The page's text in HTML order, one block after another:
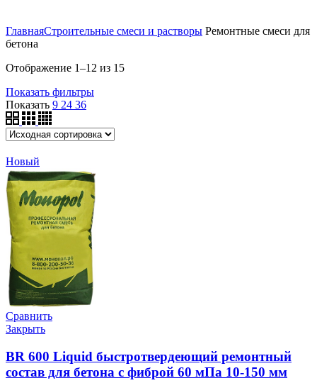
ГлавнаяСтроительные смеси и растворы Ремонтные смеси для
бетона
Отображение 1–12 из 15
Показать фильтры
Показать 9 24 36
Новый
Сравнить
Закрыть
BR 600 Liquid быстротвердеющий ремонтный
состав для бетона с фиброй 60 мПа 10-150 мм